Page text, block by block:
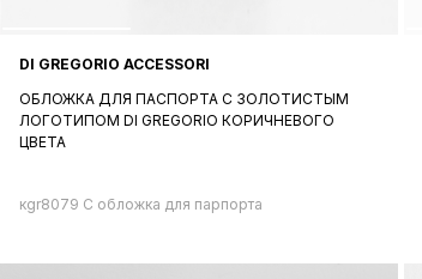
DI GREGORIO ACCESSORI
ОБЛОЖКА ДЛЯ ПАСПОРТА C ЗОЛОТИСТЫМ
ЛОГОТИПОМ DI GREGORIO КОРИЧНЕВОГО
ЦВЕТА
кgr8079 С обложка для парпорта